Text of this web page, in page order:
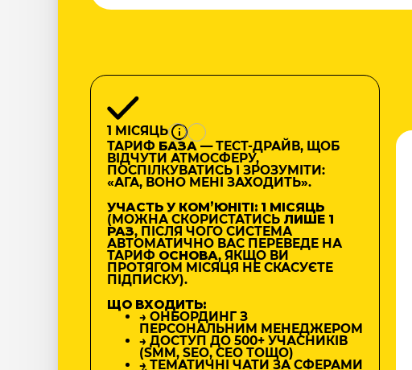
1 МІСЯЦЬ
ТАРИФ БАЗА— ТЕСТ-ДРАЙВ, ЩОБ
ВІДЧУТИ АТМОСФЕРУ,
ПОСПІЛКУВАТИСЬ І ЗРОЗУМІТИ:
«АГА, ВОНО МЕНІ ЗАХОДИТЬ».
УЧАСТЬ У КОМʼЮНІТІ: 1 МІСЯЦЬ
(МОЖНА СКОРИСТАТИСЬ ЛИШЕ 1
РАЗ, ПІСЛЯ ЧОГО СИСТЕМА
АВТОМАТИЧНО ВАС ПЕРЕВЕДЕ НА
ТАРИФ ОСНОВА, ЯКЩО ВИ
ПРОТЯГОМ МІСЯЦЯ НЕ СКАСУЄТЕ
ПІДПИСКУ).
ЩО ВХОДИТЬ:
→ ОНБОРДИНГ З
ПЕРСОНАЛЬНИМ МЕНЕДЖЕРОМ
→ ДОСТУП ДО 500+ УЧАСНИКІВ
(SMM, SEO, CEO ТОЩО)
→ ТЕМАТИЧНІ ЧАТИ ЗА СФЕРАМИ